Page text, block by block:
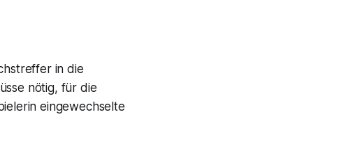
in die
nötig, für die
eingewechselte